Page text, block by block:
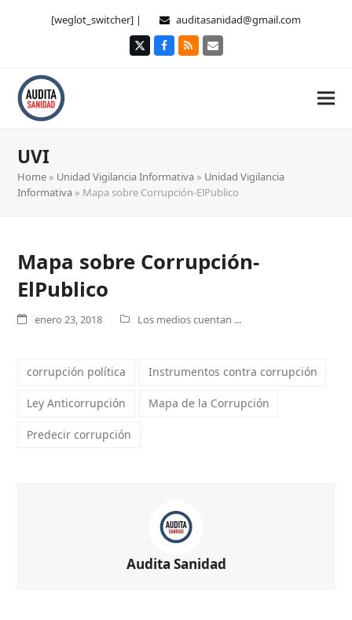
[weglot_switcher] | auditasanidad@gmail.com
TwitterFacebook
RSS Correo
UVI
Home » Unidad Vigilancia Informativa » Unidad Vigilancia
Informativa » Mapa sobre Corrupción-ElPublico
Mapa sobre Corrupción-
ElPublico
enero 23, 2018 Los medios cuentan ...
corrupción política Instrumentos contra corrupción
Ley Anticorrupción Mapa de la Corrupción
Predecir corrupción
Audita Sanidad